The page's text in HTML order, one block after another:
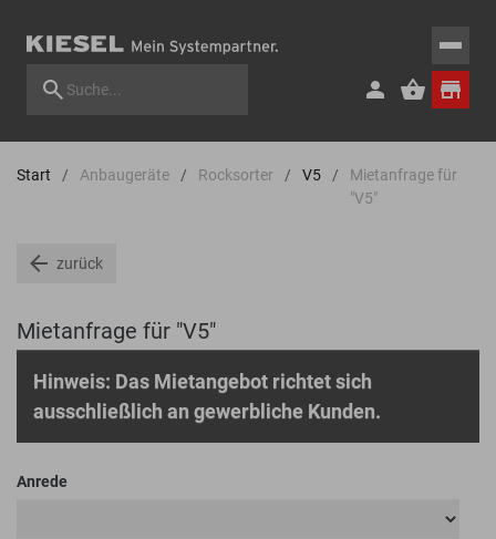
Start Anbaugeräte Rocksorter V5
Mietanfrage für
"V5"
zurück
Mietanfrage für "V5"
Hinweis: Das Mietangebot richtet sich
ausschließlich an gewerbliche Kunden.
Anrede